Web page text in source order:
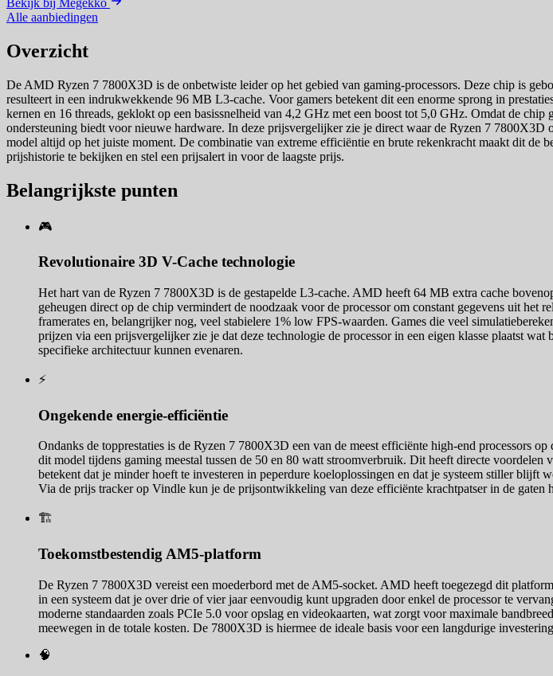
Bekijk bij Megekko
Alle aanbiedingen
Overzicht
De AMD Ryzen 7 7800X3D is de onbetwiste leider op het gebied van gaming-processors. Deze chip is
resulteert in een indrukwekkende 96 MB L3-cache. Voor gamers betekent dit een enorme sprong in
kernen en 16 threads, geklokt op een basissnelheid van 4,2 GHz met een boost tot 5,0 GHz. Omdat de
ondersteuning biedt voor nieuwe hardware. In deze prijsvergelijker zie je direct waar de Ryzen 7
model altijd op het juiste moment. De combinatie van extreme efficiëntie en brute rekenkracht maakt dit
prijshistorie te bekijken en stel een prijsalert in voor de laagste prijs.
Belangrijkste punten
🎮
Revolutionaire 3D V-Cache technologie
Het hart van de Ryzen 7 7800X3D is de gestapelde L3-cache. AMD heeft 64 MB extra cache
geheugen direct op de chip vermindert de noodzaak voor de processor om constant gegevens uit
framerates en, belangrijker nog, veel stabielere 1% low FPS-waarden. Games die veel
prijzen via een prijsvergelijker zie je dat deze technologie de processor in een eigen klasse plaatst
specifieke architectuur kunnen evenaren.
⚡
Ongekende energie-efficiëntie
Ondanks de topprestaties is de Ryzen 7 7800X3D een van de meest efficiënte high-end processors
dit model tijdens gaming meestal tussen de 50 en 80 watt stroomverbruik. Dit heeft directe
betekent dat je minder hoeft te investeren in peperdure koeloplossingen en dat je systeem stiller
Via de prijs tracker op Vindle kun je de prijsontwikkeling van deze efficiënte krachtpatser in de gaten
🏗️
Toekomstbestendig AM5-platform
De Ryzen 7 7800X3D vereist een moederbord met de AM5-socket. AMD heeft toegezegd dit
in een systeem dat je over drie of vier jaar eenvoudig kunt upgraden door enkel de processor te
moderne standaarden zoals PCIe 5.0 voor opslag en videokaarten, wat zorgt voor maximale
meewegen in de totale kosten. De 7800X3D is hiermee de ideale basis voor een langdurige
🧠